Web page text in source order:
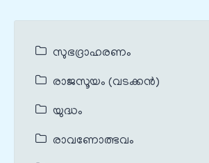
സുഭദ്രാഹരണം
രാജസൂയം (വടക്കൻ)
യുദ്ധം
രാവണോത്ഭവം